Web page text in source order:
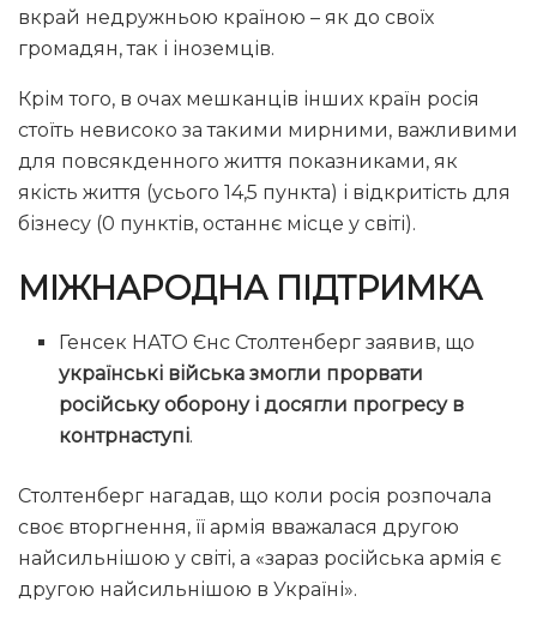
вкрай недружньою країною – як до своїх
громадян, так і іноземців.
Крім того, в очах мешканців інших країн росія
стоїть невисоко за такими мирними, важливими
для повсякденного життя показниками, як
якість життя (усього 14,5 пункта) і відкритість для
бізнесу (0 пунктів, останнє місце у світі).
МІЖНАРОДНА ПІДТРИМКА
Генсек НАТО Єнс Столтенберг заявив, що
українські війська змогли прорвати
російську оборону і досягли прогресу в
контрнаступі.
Столтенберг нагадав, що коли росія розпочала
своє вторгнення, її армія вважалася другою
найсильнішою у світі, а «зараз російська армія є
другою найсильнішою в Україні».